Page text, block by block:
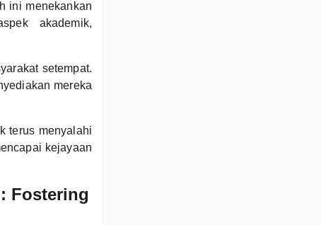
ini menekankan
akademik,
setempat.
mereka
terus menyalahi
kejayaan
Fostering